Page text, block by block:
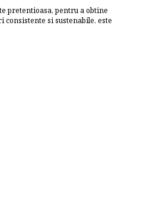
pretentioasa, pentru a obtine
si sustenabile, este